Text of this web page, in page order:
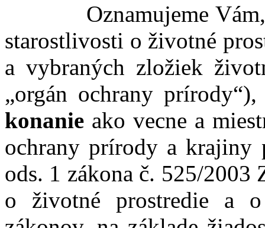
Oznamujeme Vám,
starostlivosti o životné
a vybraných zložiek
„orgán ochrany
konanie ako vecne a
ochrany prírody a
ods. 1 zákona č. 525/2003
o životné prostredie a